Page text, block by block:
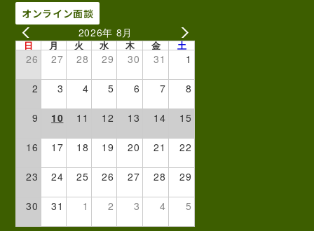
オンライン面談
2026年 8月
日 月 火 水 木 金 土
26 27 28 29 30 31 1
2 3 4 5 6 7 8
9 10 11 12 13 14 15
16 17 18 19 20 21 22
23 24 25 26 27 28 29
30 31 1 2 3 4 5